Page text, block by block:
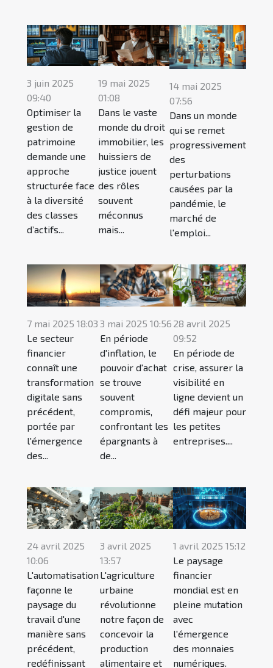
3 juin 2025
09:40
Optimiser la
gestion de
patrimoine
demande une
approche
structurée face
à la diversité
des classes
d’actifs...
19 mai 2025
01:08
Dans le vaste
monde du droit
immobilier, les
huissiers de
justice jouent
des rôles
souvent
méconnus
mais...
14 mai 2025
07:56
Dans un monde
qui se remet
progressivement
des
perturbations
causées par la
pandémie, le
marché de
l'emploi...
7 mai 2025 18:03
Le secteur
financier
connaît une
transformation
digitale sans
précédent,
portée par
l'émergence
des...
3 mai 2025 10:56
En période
d'inflation, le
pouvoir d'achat
se trouve
souvent
compromis,
confrontant les
épargnants à
de...
28 avril 2025
09:52
En période de
crise, assurer la
visibilité en
ligne devient un
défi majeur pour
les petites
entreprises....
24 avril 2025
10:06
L'automatisation
façonne le
paysage du
travail d'une
manière sans
précédent,
redéfinissant
3 avril 2025
13:57
L'agriculture
urbaine
révolutionne
notre façon de
concevoir la
production
alimentaire et
1 avril 2025 15:12
Le paysage
financier
mondial est en
pleine mutation
avec
l'émergence
des monnaies
numériques.